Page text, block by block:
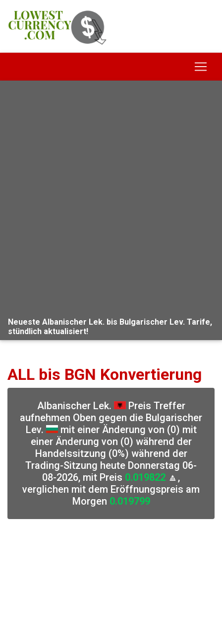
Neueste Albanischer Lek. bis Bulgarischer Lev. Tarife,
stündlich aktualisiert!
ALL bis BGN Konvertierung
Albanischer Lek.
Preis Treffer
aufnehmen Oben gegen die Bulgarischer
Lev.
mit einer Änderung von (0) mit
einer Änderung von (0) während der
Handelssitzung (0%) während der
Trading-Sitzung heute Donnerstag 06-
08-2026, mit Preis 0.019822 🔼,
verglichen mit dem Eröffnungspreis am
Morgen 0.019799